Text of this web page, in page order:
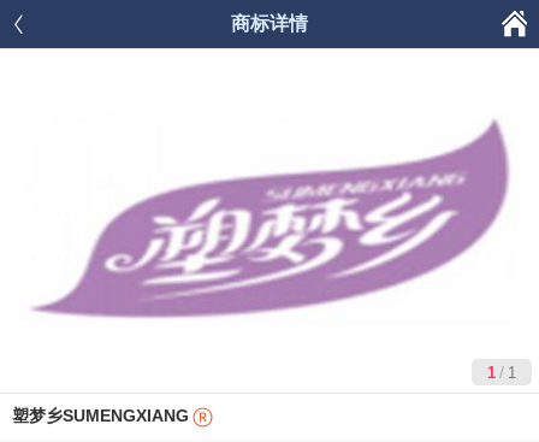
 商标详情
1 / 1
塑梦乡SUMENGXIANG